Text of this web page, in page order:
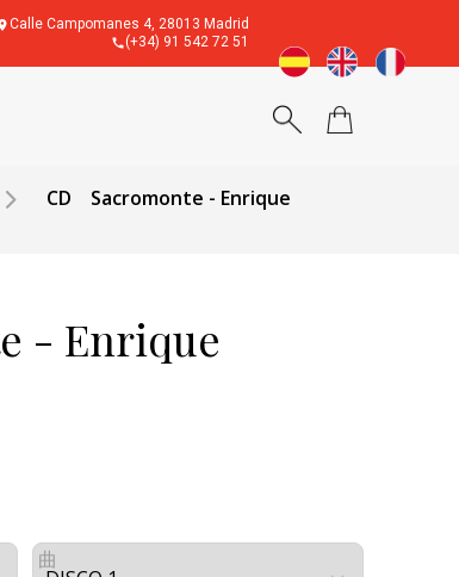
Calle Campomanes 4, 28013 Madrid
(+34) 91 542 72 51
CD Sacromonte - Enrique
- Enrique
曲